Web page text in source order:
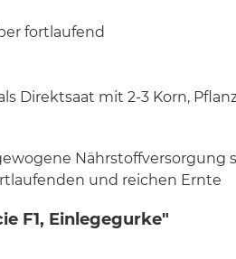
fortlaufend
Direktsaat mit 2-3 Korn,
Nährstoffversorgung
und reichen Ernte
F1, Einlegegurke"